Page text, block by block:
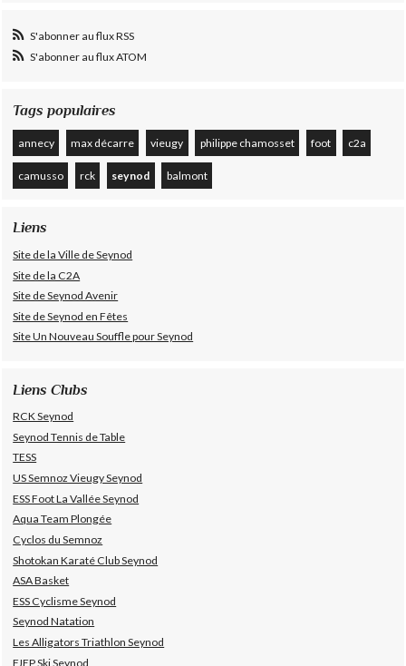
S'abonner au flux RSS
S'abonner au flux ATOM
Tags populaires
annecy max décarre vieugy philippe chamosset foot c2a
camusso rck seynod balmont
Liens
Site de la Ville de Seynod
Site de la C2A
Site de Seynod Avenir
Site de Seynod en Fêtes
Site Un Nouveau Souffle pour Seynod
Liens Clubs
RCK Seynod
Seynod Tennis de Table
TESS
US Semnoz Vieugy Seynod
ESS Foot La Vallée Seynod
Aqua Team Plongée
Cyclos du Semnoz
Shotokan Karaté Club Seynod
ASA Basket
ESS Cyclisme Seynod
Seynod Natation
Les Alligators Triathlon Seynod
FJEP Ski Seynod